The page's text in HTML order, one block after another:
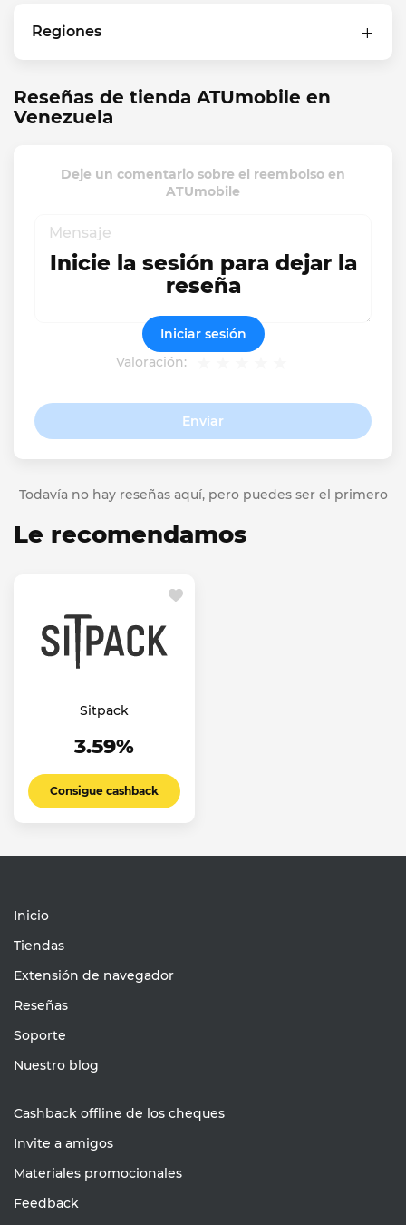
Regiones
Reseñas de tienda ATUmobile en
Venezuela
Deje un comentario sobre el reembolso en
ATUmobile
Valoración:
Enviar
Inicie la sesión para dejar la
reseña
Iniciar sesión
Todavía no hay reseñas aquí, pero puedes ser el primero
Le recomendamos
Sitpack
3.59%
Consigue cashback
Inicio
Tiendas
Extensión de navegador
Reseñas
Soporte
Nuestro blog
Cashback offline de los cheques
Invite a amigos
Materiales promocionales
Feedback